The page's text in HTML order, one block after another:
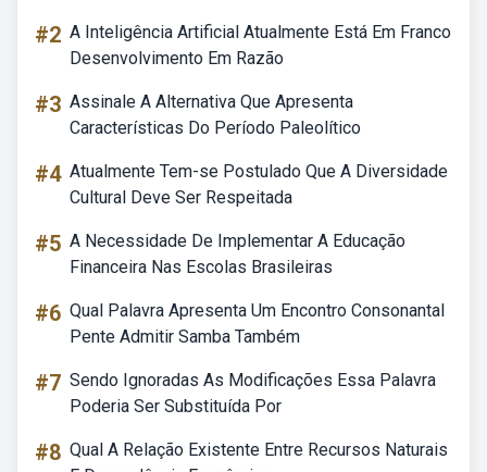
#2 A Inteligência Artificial Atualmente Está Em Franco
Desenvolvimento Em Razão
#3 Assinale A Alternativa Que Apresenta
Características Do Período Paleolítico
#4 Atualmente Tem-se Postulado Que A Diversidade
Cultural Deve Ser Respeitada
#5 A Necessidade De Implementar A Educação
Financeira Nas Escolas Brasileiras
#6 Qual Palavra Apresenta Um Encontro Consonantal
Pente Admitir Samba Também
#7 Sendo Ignoradas As Modificações Essa Palavra
Poderia Ser Substituída Por
#8 Qual A Relação Existente Entre Recursos Naturais